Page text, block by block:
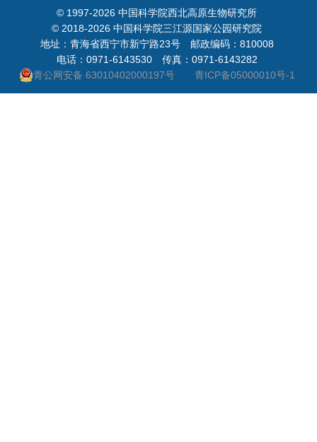
© 1997-2026 中国科学院西北高原生物研究所
© 2018-2026 中国科学院三江源国家公园研究院
地址：青海省西宁市新宁路23号 邮政编码：810008
电话：0971-6143530 传真：0971-6143282
青公网安备 63010402000197号
青ICP备05000010号-1